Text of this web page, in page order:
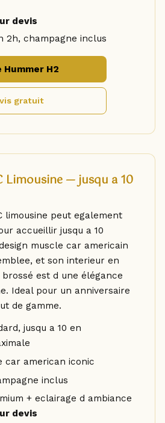
devis
2h, champagne inclus
Hummer H2
gratuit
Limousine — jusqu a 10
limousine peut egalement
accueillir jusqu a 10
muscle car americain
et son interieur en
est d une élégance
Ideal pour un anniversaire
de gamme.
jusqu a 10 en
car american iconic
inclus
+ eclairage d ambiance
devis